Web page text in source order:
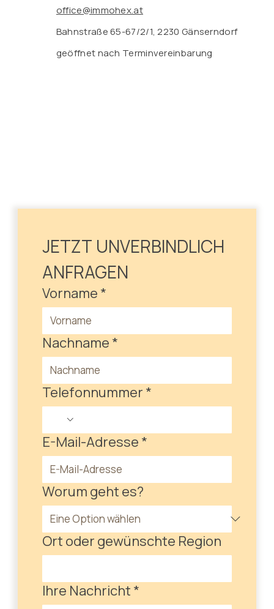
office@immohex.at
Bahnstraße 65-67/2/1, 2230 Gänserndorf
geöffnet nach Terminvereinbarung
JETZT UNVERBINDLICH
ANFRAGEN
Vorname *
Nachname *
Telefonnummer *
E-Mail-Adresse *
Worum geht es?
Ort oder gewünschte Region
Ihre Nachricht *